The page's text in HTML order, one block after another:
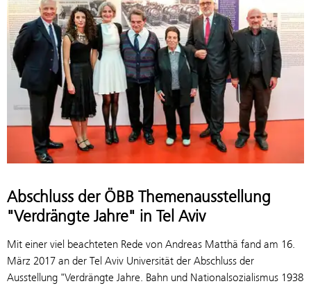
Abschluss der ÖBB Themenausstellung
"Verdrängte Jahre" in Tel Aviv
Mit einer viel beachteten Rede von Andreas Matthä fand am 16.
März 2017 an der Tel Aviv Universität der Abschluss der
Ausstellung "Verdrängte Jahre. Bahn und Nationalsozialismus 1938